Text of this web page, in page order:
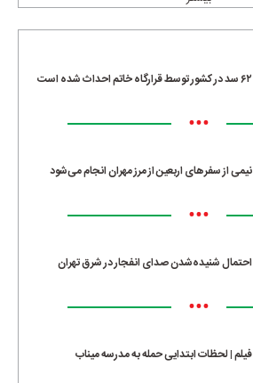
۶۲ سد در کشور توسط قرارگاه خاتم احداث شده است
•••
نیمی از سفرهای اربعین از مرز مهران انجام می‌شود
•••
احتمال شنیده‌شدن صدای انفجار در شرق تهران
•••
فیلم | لحظات ابتدایی حمله به مدرسه میناب